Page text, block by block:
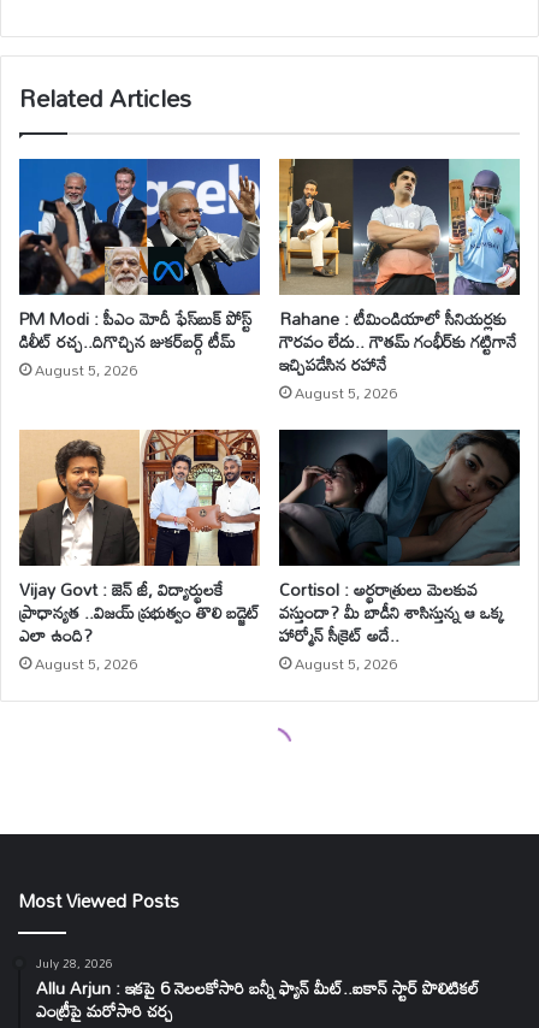
Most Viewed Posts
July 28, 2026
Allu Arjun : ఇకపై 6 నెలలకోసారి బన్నీ ఫ్యాన్ మీట్..ఐకాన్ స్టార్ పొలిటికల్
ఎంట్రీపై మరోసారి చర్చ